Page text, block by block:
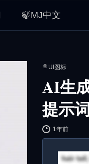
🍃MJ中文
🍭UI图标
AI生
提示
1年前